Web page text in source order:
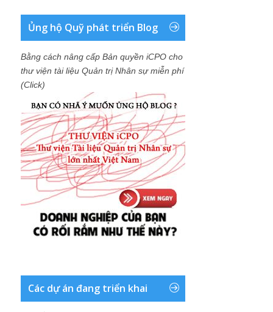
Ủng hộ Quỹ phát triển Blog
Bằng cách nâng cấp Bản quyền iCPO cho
thư viện tài liệu Quản trị Nhân sự miễn phí
(Click)
Các dự án đang triển khai